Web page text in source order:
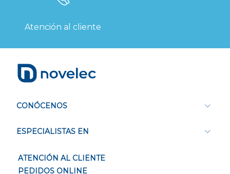
Atención al cliente
CONÓCENOS
ESPECIALISTAS EN
ATENCIÓN AL CLIENTE
PEDIDOS ONLINE